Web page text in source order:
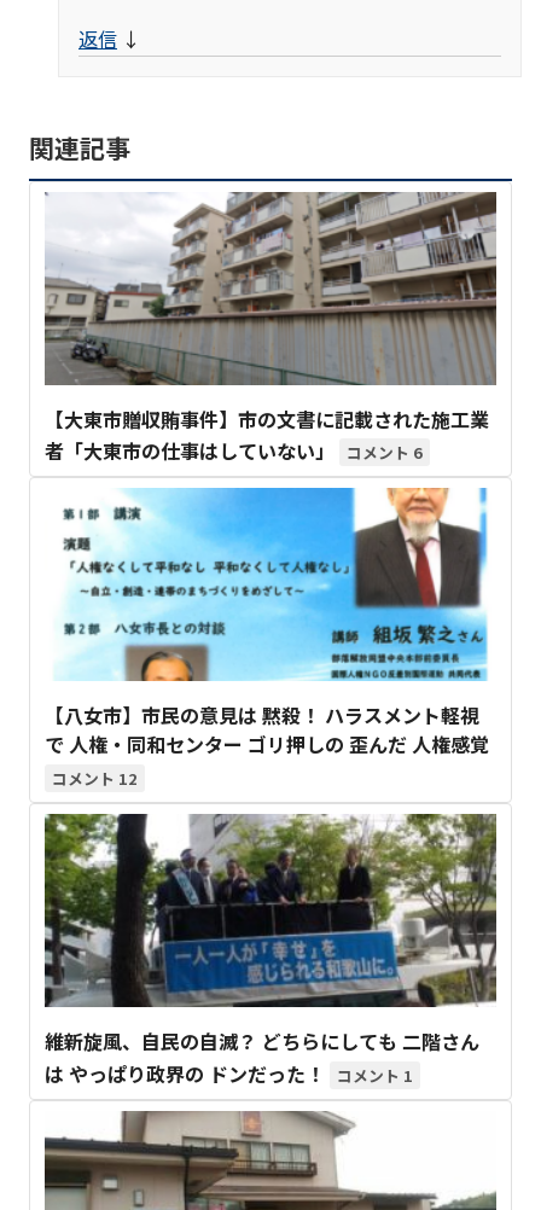
返信 ↓
関連記事
【大東市贈収賄事件】市の文書に記載された施工業
者「大東市の仕事はしていない」
6
【八女市】市民の意見は 黙殺！ ハラスメント軽視
で 人権・同和センター ゴリ押しの 歪んだ 人権感覚
12
維新旋風、自民の自滅？ どちらにしても 二階さん
は やっぱり政界の ドンだった！
1